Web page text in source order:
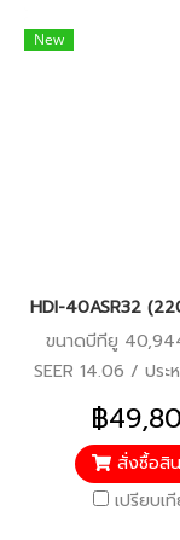
New
HDI-40ASR32
ขนาดบีทียู
SEER 14.06 / ประ
5 / รีโมทมีสาย /
คอมเพรสเซอร์ 10 ปี
5 ปี
฿
สั่งซื้อสิ
เปรียบเ